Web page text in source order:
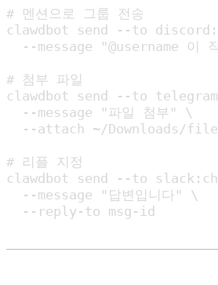
# 멘션으로 그룹 전송
clawdbot send --to
--message "@username 이 작
# 첨부 파일
clawdbot send --to
  --message "파일 첨부" \
--attach ~/Downloads/
# 리플 지정
clawdbot send --to
  --message "답변입니다" \
  --reply-to msg-id